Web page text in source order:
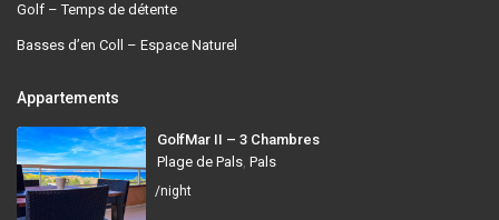
Golf – Temps de détente
Basses d’en Coll – Espace Naturel
Appartements
GolfMar II – 3 Chambres
Plage de Pals, Pals
/night